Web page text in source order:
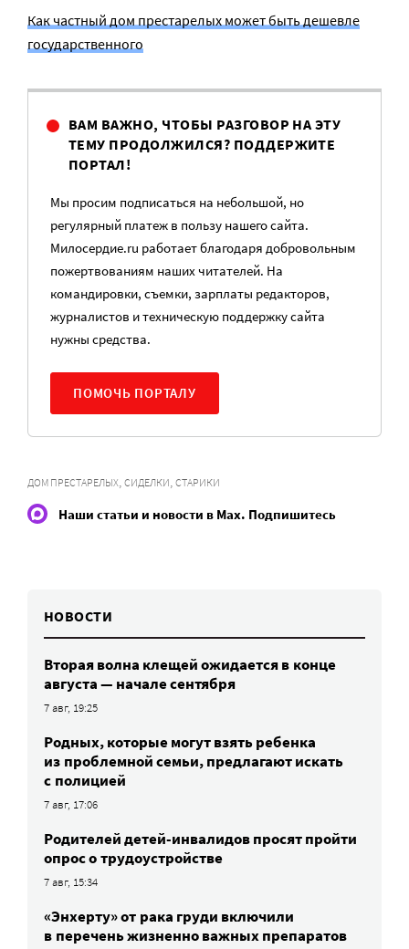
Как частный дом престарелых может быть дешевле
государственного
ВАМ ВАЖНО, ЧТОБЫ РАЗГОВОР НА ЭТУ
ТЕМУ ПРОДОЛЖИЛСЯ? ПОДДЕРЖИТЕ
ПОРТАЛ!
Мы просим подписаться на небольшой, но
регулярный платеж в пользу нашего сайта.
Милосердие.ru работает благодаря добровольным
пожертвованиям наших читателей. На
командировки, съемки, зарплаты редакторов,
журналистов и техническую поддержку сайта
нужны средства.
ПОМОЧЬ ПОРТАЛУ
ДОМ ПРЕСТАРЕЛЫХ, СИДЕЛКИ, СТАРИКИ
Наши статьи и новости в Max. Подпишитесь
НОВОСТИ
Вторая волна клещей ожидается в конце
августа — начале сентября
7 авг, 19:25
Родных, которые могут взять ребенка
из проблемной семьи, предлагают искать
с полицией
7 авг, 17:06
Родителей детей-инвалидов просят пройти
опрос о трудоустройстве
7 авг, 15:34
«Энхерту» от рака груди включили
в перечень жизненно важных препаратов